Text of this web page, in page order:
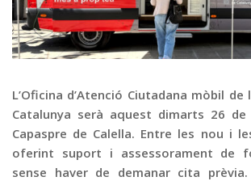
Publicitat
Contacte
L’Oficina d’Atenció Ciutadana mòbil
Catalunya serà aquest dimarts 26
Capaspre de Calella. Entre les nou i
oferint suport i assessorament de
sense haver de demanar cita